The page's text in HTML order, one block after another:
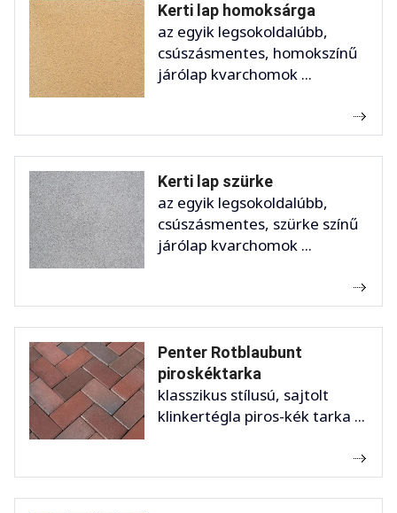
Kerti lap homoksárga
az egyik legsokoldalúbb,
csúszásmentes, homokszínű
járólap kvarchomok ...
Kerti lap szürke
az egyik legsokoldalúbb,
csúszásmentes, szürke színű
járólap kvarchomok ...
Penter Rotblaubunt
piroskéktarka
klasszikus stílusú, sajtolt
klinkertégla piros-kék tarka ...